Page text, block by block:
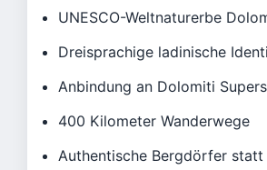
UNESCO-Weltnaturerbe
Dreisprachige ladinische
Anbindung an Dolomiti
400 Kilometer Wanderwege
Authentische Bergdörfer